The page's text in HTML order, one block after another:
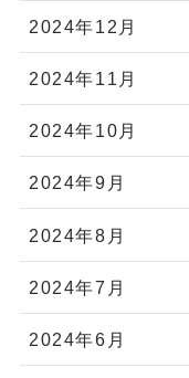
2024年12月
2024年11月
2024年10月
2024年9月
2024年8月
2024年7月
2024年6月